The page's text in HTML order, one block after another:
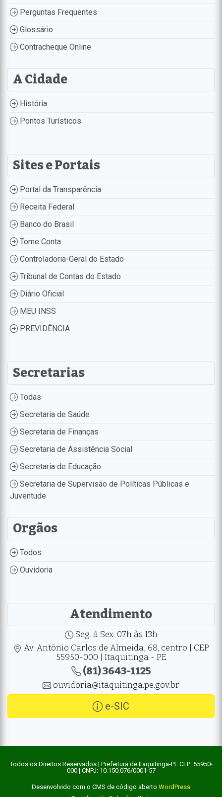
Perguntas Frequentes
Glossário
Contracheque Online
A Cidade
História
Pontos Turísticos
Sites e Portais
Portal da Transparência
Receita Federal
Banco do Brasil
Tome Conta
Controladoria-Geral do Estado
Tribunal de Contas do Estado
Diário Oficial
MEU INSS
PREVIDÊNCIA
Secretarias
Todas
Secretaria de Saúde
Secretaria de Finanças
Secretaria de Assistência Social
Secretaria de Educação
Secretaria de Supervisão de Políticas Públicas e
Juventude
Orgãos
Todos
Ouvidoria
Atendimento
Seg. à Sex. 07h às 13h
Av. Antônio Carlos de Almeida, 68, centro | CEP
55950-000 | Itaquitinga - PE
(81) 3643-1125
ouvidoria@itaquitinga.pe.gov.br
e-SIC
Todos os Direitos Reservados | Prefeitura de Itaquitinga-PE CEP: 55950-
000 | CNPJ: 10.150.076/0001-57
Desenvolvido com o CMS de código aberto WordPress